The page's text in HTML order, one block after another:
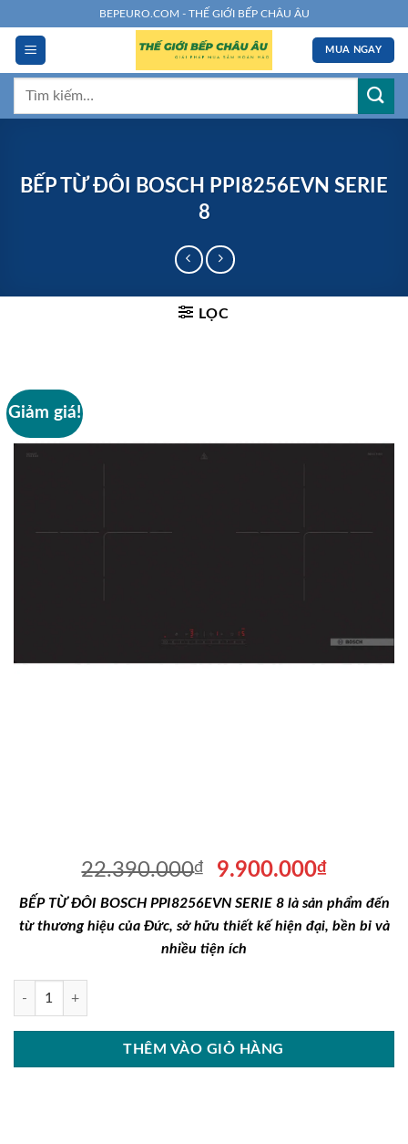
đến
dung
BEPEURO.COM - THẾ GIỚI BẾP CHÂU ÂU
MUA NGAY
Tìm
BẾP TỪ ĐÔI BOSCH PPI8256EVN SERIE
8
LỌC
Giảm giá!
22.390.000₫
Giá
là:
22.390.000₫.
9.900.000₫Giá
hiện
tại
là:
BẾP TỪ ĐÔI BOSCH PPI8256EVN SERIE 8 là sản phẩm đến
từ thương hiệu của Đức, sở hữu thiết kế hiện đại, bền bỉ và
nhiều tiện ích
BẾP TỪ ĐÔI BOSCH PPI8256EVN SERIE 8 số lượng
THÊM VÀO GIỎ HÀNG